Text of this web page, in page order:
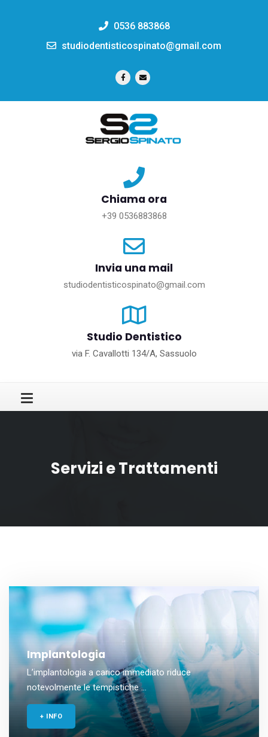
0536 883868
studiodentisticospinato@gmail.com
Chiama ora
+39 0536883868
Invia una mail
studiodentisticospinato@gmail.com
Studio Dentistico
via F. Cavallotti 134/A, Sassuolo
Servizi e Trattamenti
Implantologia
L’implantologia a carico immediato riduce
notevolmente le tempistiche ...
+ INFO